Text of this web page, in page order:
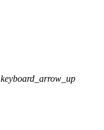
keyboard_arrow_up